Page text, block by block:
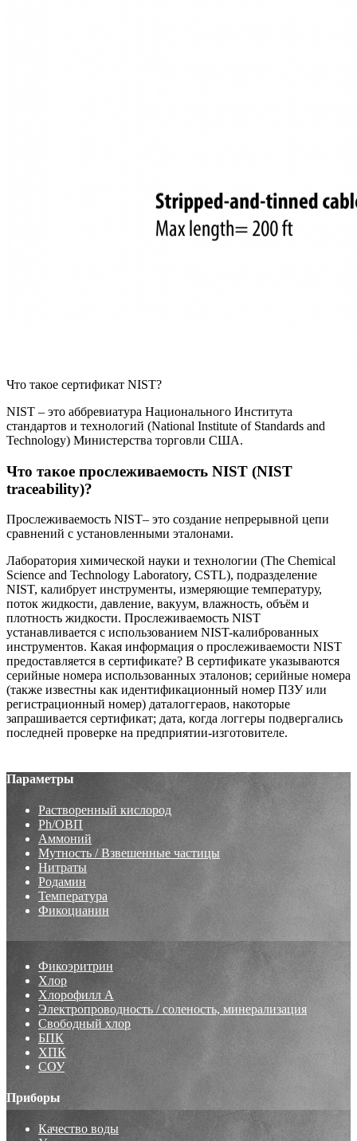
Что такое сертификат NIST?
NIST – это аббревиатура Национального Института
стандартов и технологий (National Institute of Standards and
Technology) Министерства торговли США.
Что такое прослеживаемость NIST (NIST
traceability)?
Прослеживаемость NIST– это создание непрерывной цепи
сравнений с установленными эталонами.
Лаборатория химической науки и технологии (The Chemical
Science and Technology Laboratory, CSTL), подразделение
NIST, калибрует инструменты, измеряющие температуру,
поток жидкости, давление, вакуум, влажность, объём и
плотность жидкости. Прослеживаемость NIST
устанавливается с использованием NIST-калиброванных
инструментов. Какая информация о прослеживаемости NIST
предоставляется в сертификате? В сертификате указываются
серийные номера использованных эталонов; серийные номера
(также известны как идентификационный номер ПЗУ или
регистрационный номер) даталоггераов, накоторые
запрашивается сертификат; дата, когда логгеры подвергались
последней проверке на предприятии-изготовителе.
Параметры
Растворенный кислород
Ph/ОВП
Аммоний
Мутность / Взвешенные частицы
Нитраты
Родамин
Температура
Фикоцианин
Фикоэритрин
Хлор
Хлорофилл А
Электропроводность / соленость, минерализация
Свободный хлор
БПК
ХПК
СОУ
Приборы
Качество воды